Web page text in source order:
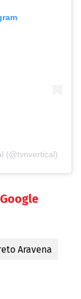
(@tvnvertical)
Google
Aravena